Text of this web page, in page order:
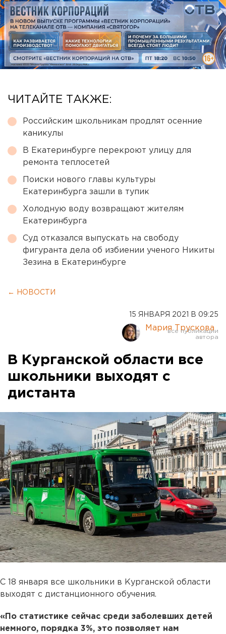
ЧИТАЙТЕ ТАКЖЕ:
Российским школьникам продлят осенние
каникулы
В Екатеринбурге перекроют улицу для
ремонта теплосетей
Поиски нового главы культуры
Екатеринбурга зашли в тупик
Холодную воду возвращают жителям
Екатеринбурга
Суд отказался выпускать на свободу
фигуранта дела об избиении ученого Никиты
Зезина в Екатеринбурге
← НОВОСТИ
15 ЯНВАРЯ 2021 В 09:25
Мария Трускова
В Курганской области все
школьники выходят с
дистанта
С 18 января все школьники в Курганской области
выходят с дистанционного обучения.
«По статистике сейчас среди заболевших детей
немного, порядка 3%, это позволяет нам